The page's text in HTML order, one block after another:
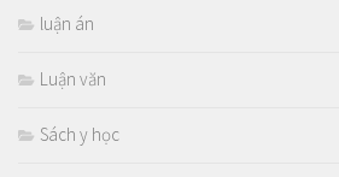
luận án
Luận văn
Sách y học